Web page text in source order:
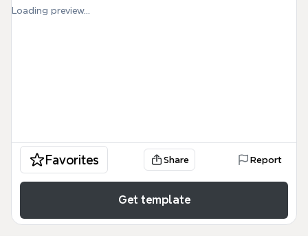
Loading preview...
Favorites Share Report
Get template